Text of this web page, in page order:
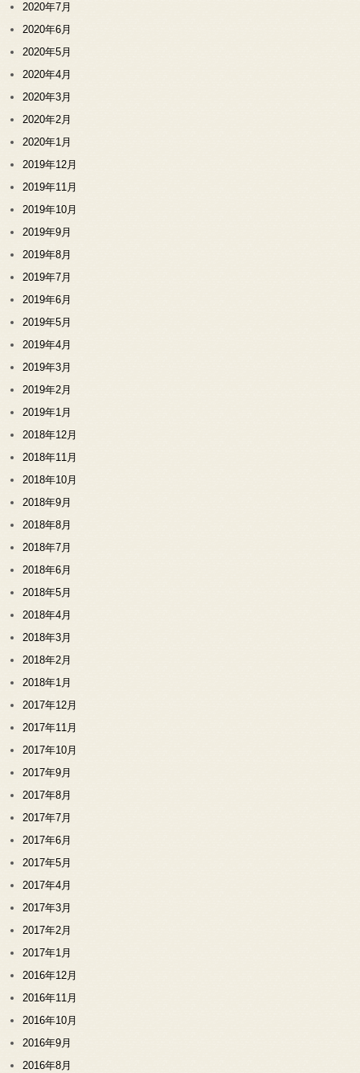
2020年7月
2020年6月
2020年5月
2020年4月
2020年3月
2020年2月
2020年1月
2019年12月
2019年11月
2019年10月
2019年9月
2019年8月
2019年7月
2019年6月
2019年5月
2019年4月
2019年3月
2019年2月
2019年1月
2018年12月
2018年11月
2018年10月
2018年9月
2018年8月
2018年7月
2018年6月
2018年5月
2018年4月
2018年3月
2018年2月
2018年1月
2017年12月
2017年11月
2017年10月
2017年9月
2017年8月
2017年7月
2017年6月
2017年5月
2017年4月
2017年3月
2017年2月
2017年1月
2016年12月
2016年11月
2016年10月
2016年9月
2016年8月